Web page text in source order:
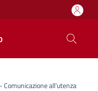
all’utenza